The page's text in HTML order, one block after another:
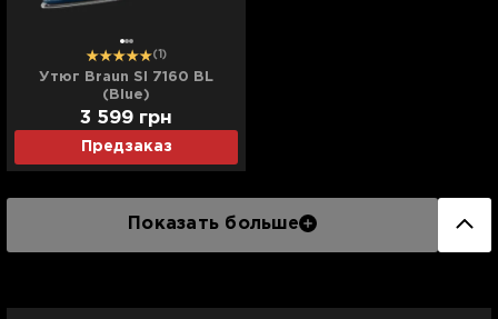
(1)
Утюг Braun SI 7160 BL
(Blue)
Предзаказ
3 599 грн
Показать больше